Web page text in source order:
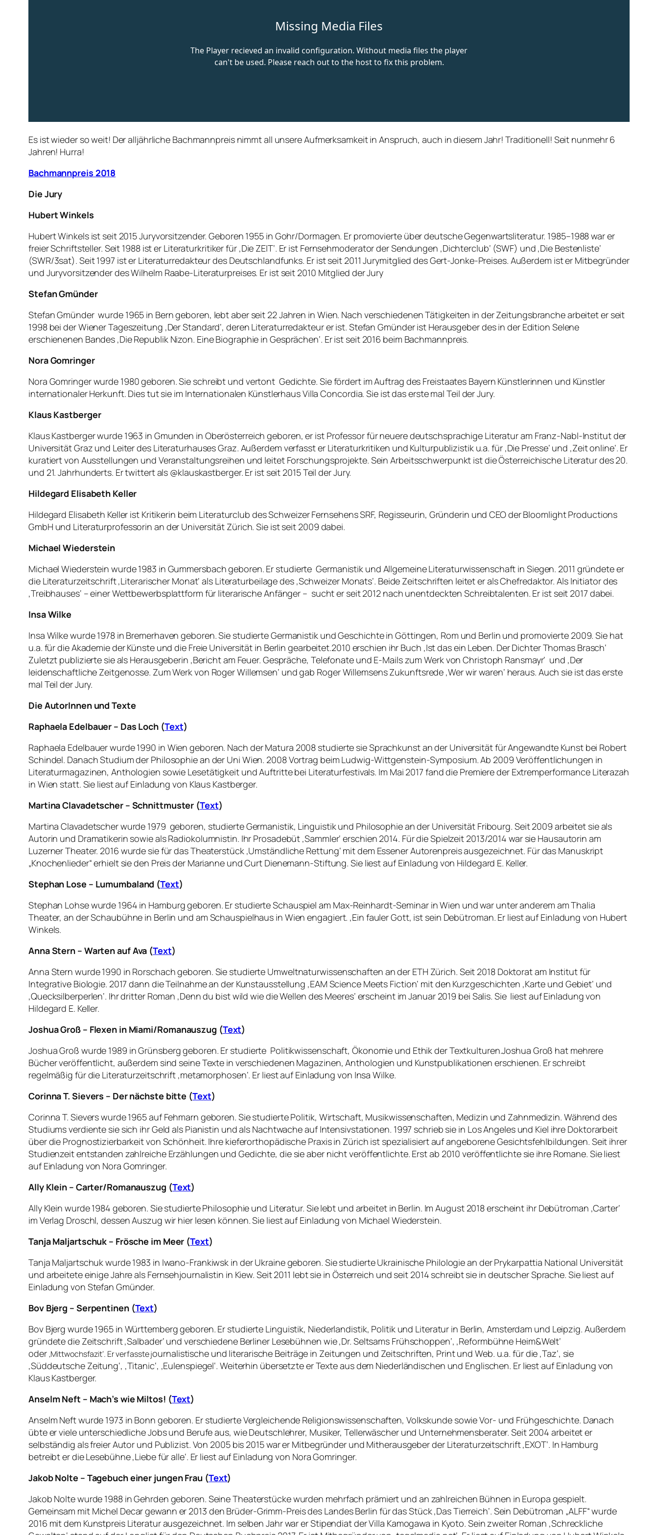
Es ist wieder so weit! Der alljährliche Bachmannpreis nimmt all unsere Aufmerksamkeit in Anspruch, auch in diesem Jahr! Traditionell! Seit nunmehr 6
Jahren! Hurra!
Bachmannpreis 2018
Die Jury
Hubert Winkels
Hubert Winkels ist seit 2015 Juryvorsitzender. Geboren 1955 in Gohr/Dormagen. Er promovierte über deutsche Gegenwartsliteratur. 1985–1988 war er
freier Schriftsteller. Seit 1988 ist er Literaturkritiker für ‚Die ZEIT‘. Er ist Fernsehmoderator der Sendungen ‚Dichterclub‘ (SWF) und ‚Die Bestenliste‘
(SWR/3sat). Seit 1997 ist er Literaturredakteur des Deutschlandfunks. Er ist seit 2011 Jurymitglied des Gert-Jonke-Preises. Außerdem ist er Mitbegründer
und Juryvorsitzender des Wilhelm Raabe-Literaturpreises. Er ist seit 2010 Mitglied der Jury
Stefan Gmünder
Stefan Gmünder wurde 1965 in Bern geboren, lebt aber seit 22 Jahren in Wien. Nach verschiedenen Tätigkeiten in der Zeitungsbranche arbeitet er seit
1998 bei der Wiener Tageszeitung ‚Der Standard‘, deren Literaturredakteur er ist. Stefan Gmünder ist Herausgeber des in der Edition Selene
erschienenen Bandes ‚Die Republik Nizon. Eine Biographie in Gesprächen‘. Er ist seit 2016 beim Bachmannpreis.
Nora Gomringer
Nora Gomringer wurde 1980 geboren. Sie schreibt und vertont Gedichte. Sie fördert im Auftrag des Freistaates Bayern Künstlerinnen und Künstler
internationaler Herkunft. Dies tut sie im Internationalen Künstlerhaus Villa Concordia. Sie ist das erste mal Teil der Jury.
Klaus Kastberger
Klaus Kastberger wurde 1963 in Gmunden in Oberösterreich geboren, er ist Professor für neuere deutschsprachige Literatur am Franz-Nabl-Institut der
Universität Graz und Leiter des Literaturhauses Graz. Außerdem verfasst er Literaturkritiken und Kulturpublizistik u.a. für ‚Die Presse‘ und ‚Zeit online‘. Er
kuratiert von Ausstellungen und Veranstaltungsreihen und leitet Forschungsprojekte. Sein Arbeitsschwerpunkt ist die Österreichische Literatur des 20.
und 21. Jahrhunderts. Er twittert als @klauskastberger. Er ist seit 2015 Teil der Jury.
Hildegard Elisabeth Keller
Hildegard Elisabeth Keller ist Kritikerin beim Literaturclub des Schweizer Fernsehens SRF, Regisseurin, Gründerin und CEO der Bloomlight Productions
GmbH und Literaturprofessorin an der Universität Zürich. Sie ist seit 2009 dabei.
Michael Wiederstein
Michael Wiederstein wurde 1983 in Gummersbach geboren. Er studierte Germanistik und Allgemeine Literaturwissenschaft in Siegen. 2011 gründete er
die Literaturzeitschrift ‚Literarischer Monat‘ als Literaturbeilage des ‚Schweizer Monats‘. Beide Zeitschriften leitet er als Chefredaktor. Als Initiator des
‚Treibhauses‘ – einer Wettbewerbsplattform für literarische Anfänger – sucht er seit 2012 nach unentdeckten Schreibtalenten. Er ist seit 2017 dabei.
Insa Wilke
Insa Wilke wurde 1978 in Bremerhaven geboren. Sie studierte Germanistik und Geschichte in Göttingen, Rom und Berlin und promovierte 2009. Sie hat
u.a. für die Akademie der Künste und die Freie Universität in Berlin gearbeitet.2010 erschien ihr Buch ‚Ist das ein Leben. Der Dichter Thomas Brasch‘
Zuletzt publizierte sie als Herausgeberin ‚Bericht am Feuer. Gespräche, Telefonate und E-Mails zum Werk von Christoph Ransmayr‘ und ‚Der
leidenschaftliche Zeitgenosse. Zum Werk von Roger Willemsen‘ und gab Roger Willemsens Zukunftsrede ‚Wer wir waren‘ heraus. Auch sie ist das erste
mal Teil der Jury.
Die AutorInnen und Texte
Raphaela Edelbauer – Das Loch (Text)
Raphaela Edelbauer wurde 1990 in Wien geboren. Nach der Matura 2008 studierte sie Sprachkunst an der Universität für Angewandte Kunst bei Robert
Schindel. Danach Studium der Philosophie an der Uni Wien. 2008 Vortrag beim Ludwig-Wittgenstein-Symposium. Ab 2009 Veröffentlichungen in
Literaturmagazinen, Anthologien sowie Lesetätigkeit und Auftritte bei Literaturfestivals. Im Mai 2017 fand die Premiere der Extremperformance Literazah
in Wien statt. Sie liest auf Einladung von Klaus Kastberger.
Martina Clavadetscher – Schnittmuster (Text)
Martina Clavadetscher wurde 1979 geboren, studierte Germanistik, Linguistik und Philosophie an der Universität Fribourg. Seit 2009 arbeitet sie als
Autorin und Dramatikerin sowie als Radiokolumnistin. Ihr Prosadebüt ‚Sammler‘ erschien 2014. Für die Spielzeit 2013/2014 war sie Hausautorin am
Luzerner Theater. 2016 wurde sie für das Theaterstück ‚Umständliche Rettung‘ mit dem Essener Autorenpreis ausgezeichnet. Für das Manuskript
„Knochenlieder“ erhielt sie den Preis der Marianne und Curt Dienemann-Stiftung. Sie liest auf Einladung von Hildegard E. Keller.
Stephan Lose – Lumumbaland (Text)
Stephan Lohse wurde 1964 in Hamburg geboren. Er studierte Schauspiel am Max-Reinhardt-Seminar in Wien und war unter anderem am Thalia
Theater, an der Schaubühne in Berlin und am Schauspielhaus in Wien engagiert. ‚Ein fauler Gott‚ ist sein Debütroman. Er liest auf Einladung von Hubert
Winkels.
Anna Stern – Warten auf Ava (Text)
Anna Stern wurde 1990 in Rorschach geboren. Sie studierte Umweltnaturwissenschaften an der ETH Zürich. Seit 2018 Doktorat am Institut für
Integrative Biologie. 2017 dann die Teilnahme an der Kunstausstellung ‚EAM Science Meets Fiction‘ mit den Kurzgeschichten ‚Karte und Gebiet‘ und
‚Quecksilberperlen‘. Ihr dritter Roman ‚Denn du bist wild wie die Wellen des Meeres‘ erscheint im Januar 2019 bei Salis. Sie liest auf Einladung von
Hildegard E. Keller.
Joshua Groß – Flexen in Miami/Romanauszug (Text)
Joshua Groß wurde 1989 in Grünsberg geboren. Er studierte Politikwissenschaft, Ökonomie und Ethik der Textkulturen.Joshua Groß hat mehrere
Bücher veröffentlicht, außerdem sind seine Texte in verschiedenen Magazinen, Anthologien und Kunstpublikationen erschienen. Er schreibt
regelmäßig für die Literaturzeitschrift ‚metamorphosen‘. Er liest auf Einladung von Insa Wilke.
Corinna T. Sievers – Der nächste bitte (Text)
Corinna T. Sievers wurde 1965 auf Fehmarn geboren. Sie studierte Politik, Wirtschaft, Musikwissenschaften, Medizin und Zahnmedizin. Während des
Studiums verdiente sie sich ihr Geld als Pianistin und als Nachtwache auf Intensivstationen. 1997 schrieb sie in Los Angeles und Kiel ihre Doktorarbeit
über die Prognostizierbarkeit von Schönheit. Ihre kieferorthopädische Praxis in Zürich ist spezialisiert auf angeborene Gesichtsfehlbildungen. Seit ihrer
Studienzeit entstanden zahlreiche Erzählungen und Gedichte, die sie aber nicht veröffentlichte. Erst ab 2010 veröffentlichte sie ihre Romane. Sie liest
auf Einladung von Nora Gomringer.
Ally Klein – Carter/Romanauszug (Text)
Ally Klein wurde 1984 geboren. Sie studierte Philosophie und Literatur. Sie lebt und arbeitet in Berlin. Im August 2018 erscheint ihr Debütroman ‚Carter‘
im Verlag Droschl, dessen Auszug wir hier lesen können. Sie liest auf Einladung von Michael Wiederstein.
Tanja Maljartschuk – Frösche im Meer (Text)
Tanja Maljartschuk wurde 1983 in Iwano-Frankiwsk in der Ukraine geboren. Sie studierte Ukrainische Philologie an der Prykarpattia National Universität
und arbeitete einige Jahre als Fernsehjournalistin in Kiew. Seit 2011 lebt sie in Österreich und seit 2014 schreibt sie in deutscher Sprache. Sie liest auf
Einladung von Stefan Gmünder.
Bov Bjerg – Serpentinen (Text)
Bov Bjerg wurde 1965 in Württemberg geboren. Er studierte Linguistik, Niederlandistik, Politik und Literatur in Berlin, Amsterdam und Leipzig. Außerdem
gründete die Zeitschrift ‚Salbader‘ und verschiedene Berliner Lesebühnen wie ‚Dr. Seltsams Frühschoppen‘, ‚Reformbühne Heim&Welt‘
oder ‚Mittwochsfazit‘. Er verfasste journalistische und literarische Beiträge in Zeitungen und Zeitschriften, Print und Web. u.a. für die ‚Taz‘, sie
‚Süddeutsche Zeitung‘, ‚Titanic‘, ‚Eulenspiegel‘. Weiterhin übersetzte er Texte aus dem Niederländischen und Englischen. Er liest auf Einladung von
Klaus Kastberger.
Anselm Neft – Mach’s wie Miltos! (Text)
Anselm Neft wurde 1973 in Bonn geboren. Er studierte Vergleichende Religionswissenschaften, Volkskunde sowie Vor- und Frühgeschichte. Danach
übte er viele unterschiedliche Jobs und Berufe aus, wie Deutschlehrer, Musiker, Tellerwäscher und Unternehmensberater. Seit 2004 arbeitet er
selbständig als freier Autor und Publizist. Von 2005 bis 2015 war er Mitbegründer und Mitherausgeber der Literaturzeitschrift ‚EXOT‘. In Hamburg
betreibt er die Lesebühne ‚Liebe für alle‘. Er liest auf Einladung von Nora Gomringer.
Jakob Nolte – Tagebuch einer jungen Frau (Text)
Jakob Nolte wurde 1988 in Gehrden geboren. Seine Theaterstücke wurden mehrfach prämiert und an zahlreichen Bühnen in Europa gespielt.
Gemeinsam mit Michel Decar gewann er 2013 den Brüder-Grimm-Preis des Landes Berlin für das Stück ‚Das Tierreich‘. Sein Debütroman „ALFF“ wurde
2016 mit dem Kunstpreis Literatur ausgezeichnet. Im selben Jahr war er Stipendiat der Villa Kamogawa in Kyoto. Sein zweiter Roman ‚Schreckliche